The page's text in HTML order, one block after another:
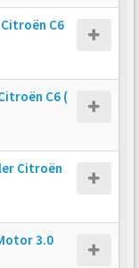
C6
C6 (
Citroën
3.0